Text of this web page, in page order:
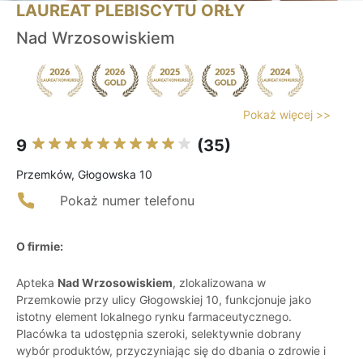
LAUREAT PLEBISCYTU ORŁY
Nad Wrzosowiskiem
Pokaż więcej >>
9 (35)
Przemków, Głogowska 10
Pokaż numer telefonu
O firmie:
Apteka Nad Wrzosowiskiem, zlokalizowana w
Przemkowie przy ulicy Głogowskiej 10, funkcjonuje jako
istotny element lokalnego rynku farmaceutycznego.
Placówka ta udostępnia szeroki, selektywnie dobrany
wybór produktów, przyczyniając się do dbania o zdrowie i